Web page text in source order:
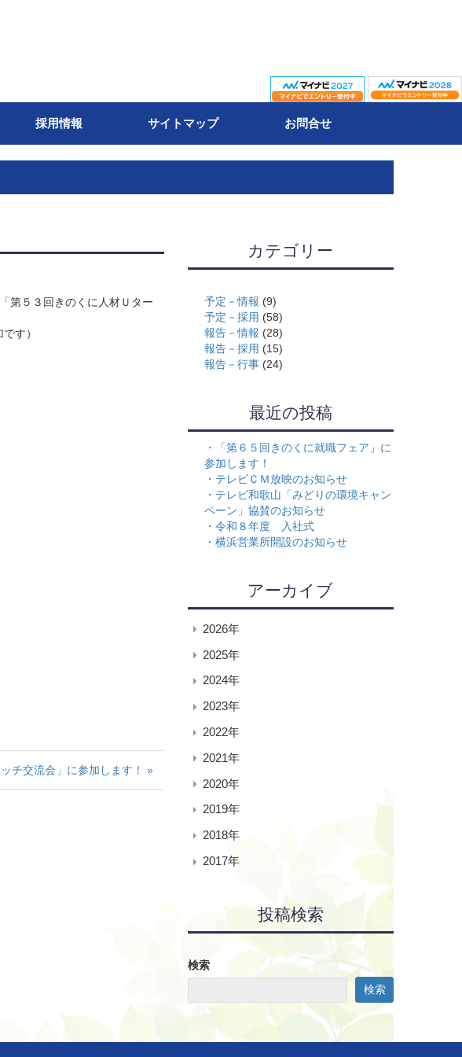
採用情報 サイトマップ お問合せ
第５３回きのくに人材Ｕター
す）
ッチ交流会」に参加します！ »
カテゴリー
予定－情報 (9)
予定－採用 (58)
報告－情報 (28)
報告－採用 (15)
報告－行事(24)
最近の投稿
「第６５回きのくに就職フェア」に
参加します！
テレビＣＭ放映のお知らせ
テレビ和歌山「みどりの環境キャン
ペーン」協賛のお知らせ
令和８年度 入社式
横浜営業所開設のお知らせ
アーカイブ
2026年
2025年
2024年
2023年
2022年
2021年
2020年
2019年
2018年
2017年
投稿検索
検索
検索